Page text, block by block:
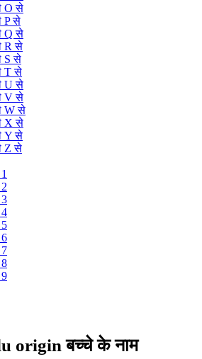
O से
P से
Q से
R से
S से
T से
U से
V से
W से
X से
Y से
Z से
origin बच्चे के नाम